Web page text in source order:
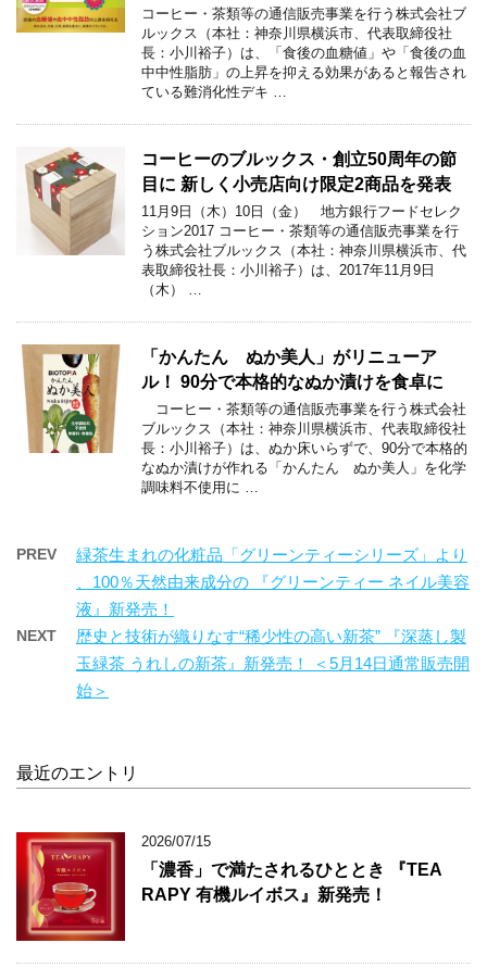
コーヒー・茶類等の通信販売事業を行う株式会社ブ
ルックス（本社：神奈川県横浜市、代表取締役社
長：小川裕子）は、「食後の血糖値」や「食後の血
中中性脂肪」の上昇を抑える効果があると報告され
ている難消化性デキ …
コーヒーのブルックス・創立50周年の節
目に 新しく小売店向け限定2商品を発表
11月9日（木）10日（金） 地方銀行フードセレク
ション2017 コーヒー・茶類等の通信販売事業を行
う株式会社ブルックス（本社：神奈川県横浜市、代
表取締役社長：小川裕子）は、2017年11月9日
（木） …
「かんたん ぬか美人」がリニューア
ル！ 90分で本格的なぬか漬けを食卓に
コーヒー・茶類等の通信販売事業を行う株式会社
ブルックス（本社：神奈川県横浜市、代表取締役社
長：小川裕子）は、ぬか床いらずで、90分で本格的
なぬか漬けが作れる「かんたん ぬか美人」を化学
調味料不使用に …
PREV
緑茶生まれの化粧品「グリーンティーシリーズ」より
、100％天然由来成分の 『グリーンティー ネイル美容
液』新発売！
NEXT
歴史と技術が織りなす“稀少性の高い新茶” 『深蒸し製
玉緑茶 うれしの新茶』新発売！ ＜5月14日通常販売開
始＞
最近のエントリ
2026/07/15
「濃香」で満たされるひととき 『TEA
RAPY 有機ルイボス』新発売！